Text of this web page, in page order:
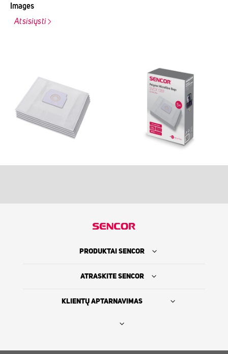
Images
Atsisiųsti
PRODUKTAI SENCOR
ATRASKITE SENCOR
KLIENTŲ APTARNAVIMAS